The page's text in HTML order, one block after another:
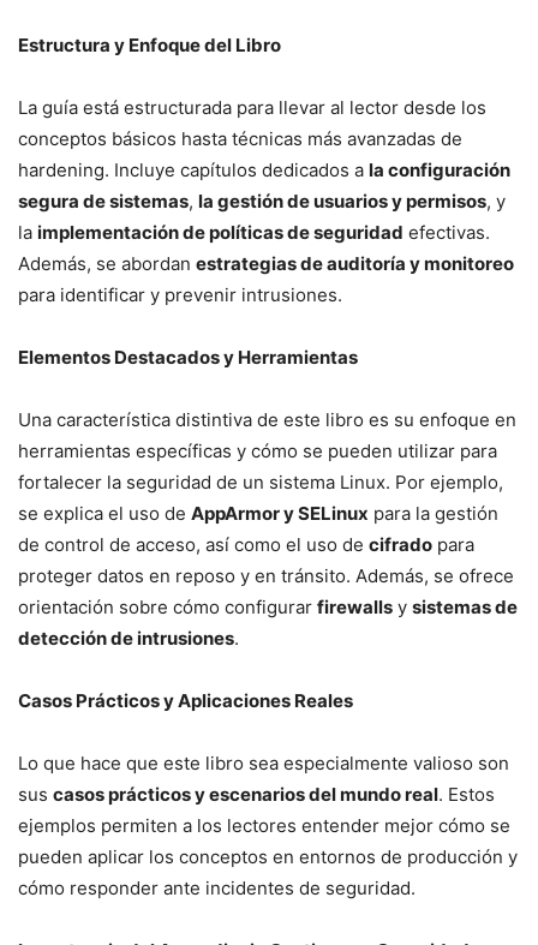
Estructura y Enfoque del Libro
La guía está estructurada para llevar al lector desde los
conceptos básicos hasta técnicas más avanzadas de
hardening. Incluye capítulos dedicados a la configuración
segura de sistemas, la gestión de usuarios y permisos, y
la implementación de políticas de seguridad efectivas.
Además, se abordan estrategias de auditoría y monitoreo
para identificar y prevenir intrusiones.
Elementos Destacados y Herramientas
Una característica distintiva de este libro es su enfoque en
herramientas específicas y cómo se pueden utilizar para
fortalecer la seguridad de un sistema Linux. Por ejemplo,
se explica el uso de AppArmor y SELinux para la gestión
de control de acceso, así como el uso de cifrado para
proteger datos en reposo y en tránsito. Además, se ofrece
orientación sobre cómo configurar firewalls y sistemas de
detección de intrusiones.
Casos Prácticos y Aplicaciones Reales
Lo que hace que este libro sea especialmente valioso son
sus casos prácticos y escenarios del mundo real. Estos
ejemplos permiten a los lectores entender mejor cómo se
pueden aplicar los conceptos en entornos de producción y
cómo responder ante incidentes de seguridad.